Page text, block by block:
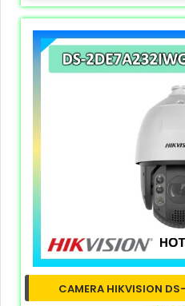
CAMERA HIKVISION